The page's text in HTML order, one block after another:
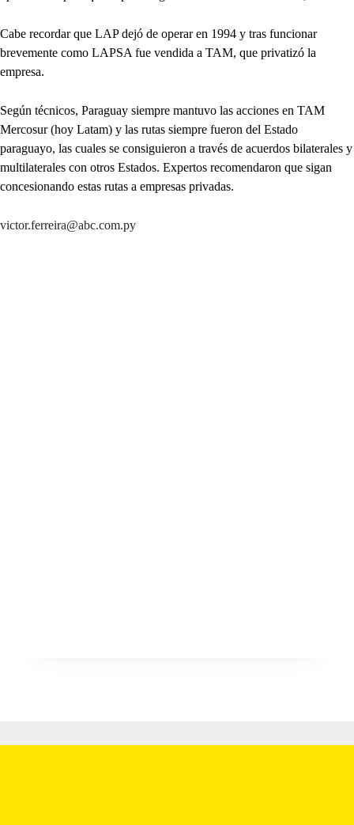
Cabe recordar que LAP dejó de operar en 1994 y tras funcionar
brevemente como LAPSA fue vendida a TAM, que privatizó la
empresa.
Según técnicos, Paraguay siempre mantuvo las acciones en TAM
Mercosur (hoy Latam) y las rutas siempre fueron del Estado
paraguayo, las cuales se consiguieron a través de acuerdos bilaterales y
multilaterales con otros Estados. Expertos recomendaron que sigan
concesionando estas rutas a empresas privadas.
victor.ferreira@abc.com.py